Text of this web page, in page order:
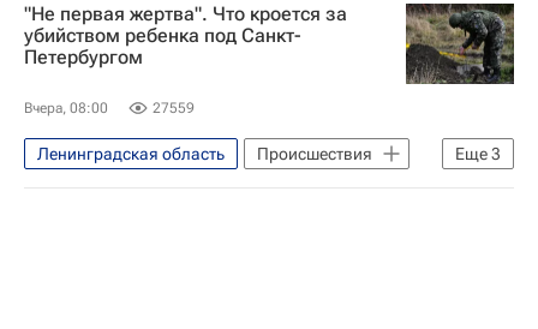
Бодайбинский район
Игорь Кобзев
Филипп (король Бельгии)
"Не первая жертва". Что кроется за
убийством ребенка под Санкт-
Петербургом
Вчера, 08:00 27559
Еще3
Ленинградская область
Происшествия
Тосненский район